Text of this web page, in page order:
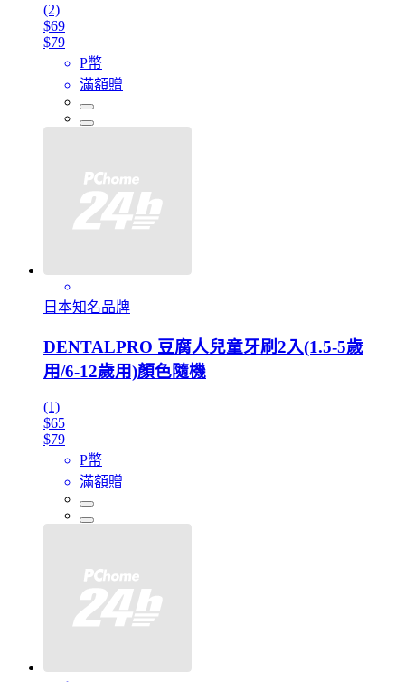
(2)
$69
$79
P幣
滿額贈
日本知名品牌
DENTALPRO 豆腐人兒童牙刷2入(1.5-5歲
用/6-12歲用)顏色隨機
(1)
$65
$79
P幣
滿額贈